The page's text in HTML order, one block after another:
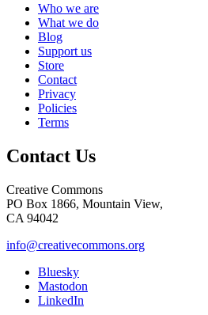
Who we are
What we do
Blog
Support us
Store
Contact
Privacy
Policies
Terms
Contact Us
Creative Commons
PO Box 1866, Mountain View,
CA 94042
info@creativecommons.org
Bluesky
Mastodon
LinkedIn